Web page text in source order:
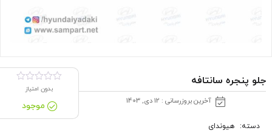
جلو پنجره سانتافه
آخرین بروزرسانی : 12 دی, 1403
بدون امتیاز
موجود
دسته: هیوندای